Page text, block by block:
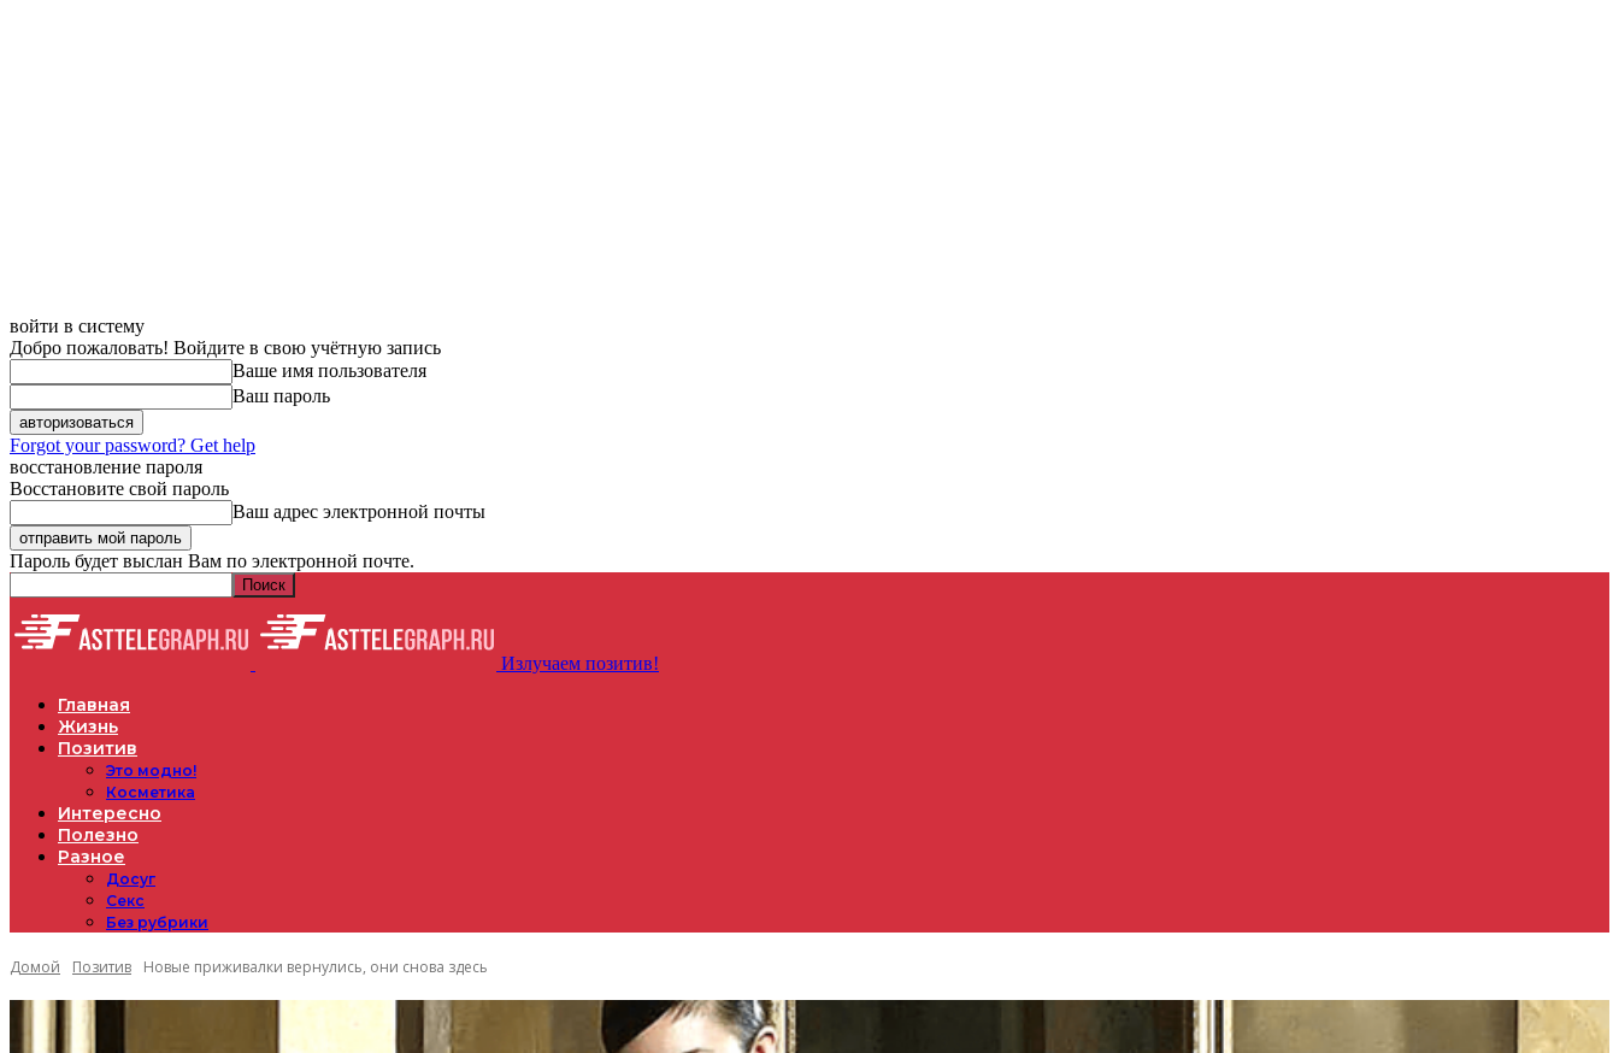
войти в систему
Добро пожаловать! Войдите в свою учётную запись
Ваше имя пользователя
Ваш пароль
Forgot your password? Get help
восстановление пароля
Восстановите свой пароль
Ваш адрес электронной почты
Пароль будет выслан Вам по электронной почте.
Излучаем позитив!
Главная
Жизнь
Позитив
Это модно!
Косметика
Интересно
Полезно
Разное
Досуг
Секс
Без рубрики
Домой Позитив Новые приживалки вернулись, они снова здесь